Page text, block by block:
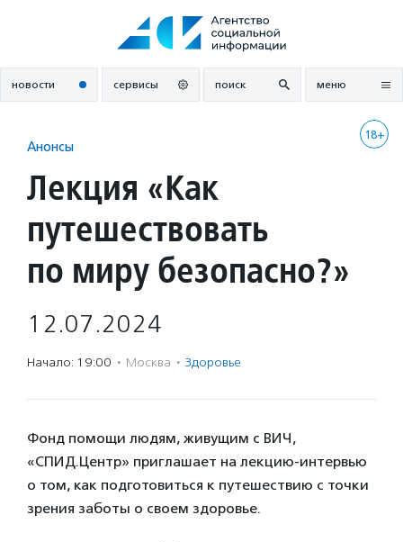
новости сервисы поиск меню
18+
Анонсы
Лекция «Как
путешествовать
по миру безопасно?»
12.07.2024
Начало: 19:00 · Москва · Здоровье
Фонд помощи людям, живущим с ВИЧ,
«СПИД.Центр» приглашает на лекцию-интервью
о том, как подготовиться к путешествию с точки
зрения заботы о своем здоровье.